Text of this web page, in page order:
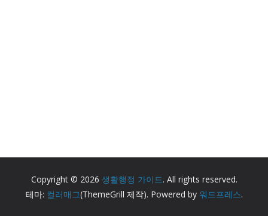
Copyright © 2026 생활행정 가이드. All rights reserved.
테마: 컬러매그(ThemeGrill 제작). Powered by 워드프레스.